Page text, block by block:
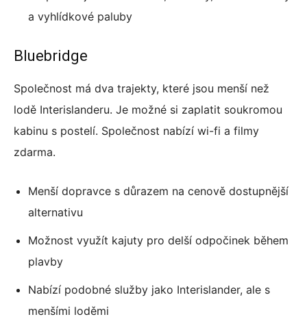
a vyhlídkové paluby
Bluebridge
Společnost má dva trajekty, které jsou menší než
lodě Interislanderu. Je možné si zaplatit soukromou
kabinu s postelí. Společnost nabízí wi-fi a filmy
zdarma.
Menší dopravce s důrazem na cenově dostupnější
alternativu
Možnost využít kajuty pro delší odpočinek během
plavby
Nabízí podobné služby jako Interislander, ale s
menšími loděmi